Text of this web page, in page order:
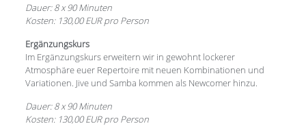
Dauer: 8 x 90 Minuten
Kosten: 130,00 EUR pro Person
Ergänzungskurs
Im Ergänzungskurs erweitern wir in gewohnt lockerer
Atmosphäre euer Repertoire mit neuen Kombinationen und
Variationen. Jive und Samba kommen als Newcomer hinzu.
Dauer: 8 x 90 Minuten
Kosten: 130,00 EUR pro Person